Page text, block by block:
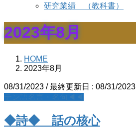
研究業績 （教科書）
2023年8月
HOME
2023年8月
08/31/2023 / 最終更新日 : 08/31/2023
◆詩◆ 話の核心